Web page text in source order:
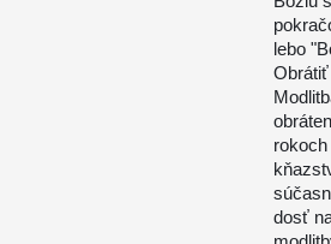
lebo
dosť